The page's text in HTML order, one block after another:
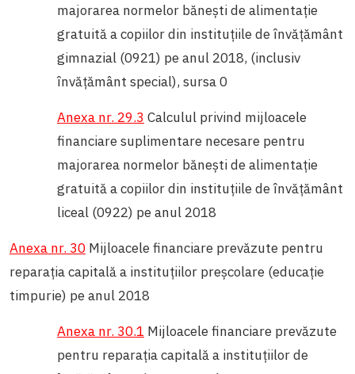
majorarea normelor bănești de alimentație
gratuită a copiilor din instituțiile de învățământ
gimnazial (0921) pe anul 2018, (inclusiv
învățământ special), sursa 0
Anexa nr. 29.3 Calculul privind mijloacele
financiare suplimentare necesare pentru
majorarea normelor bănești de alimentație
gratuită a copiilor din instituțiile de învățământ
liceal (0922) pe anul 2018
Anexa nr. 30 Mijloacele financiare prevăzute pentru
reparația capitală a instituțiilor preșcolare (educație
timpurie) pe anul 2018
Anexa nr. 30.1 Mijloacele financiare prevăzute
pentru reparația capitală a instituțiilor de